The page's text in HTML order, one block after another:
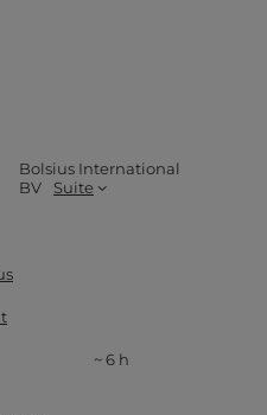
Bolsius International
BV
Suite
~ 6 h